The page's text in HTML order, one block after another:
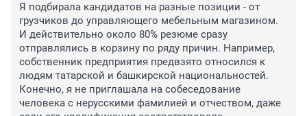
Я подбирала кандидатов на разные позиции - от
грузчиков до управляющего мебельным магазином.
И действительно около 80% резюме сразу
отправлялись в корзину по ряду причин. Например,
собственник предприятия предвзято относился к
людям татарской и башкирской национальностей.
Конечно, я не приглашала на собеседование
человека с нерусскими фамилией и отчеством, даже